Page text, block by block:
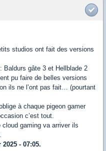
studios ont fait des versions
Baldurs gâte 3 et Hellblade 2
pu faire de belles versions
ils ne l’ont pas fait… (pourtant
à chaque pigeon gamer
c’est tout.
gaming va arriver ils
- 07:05.